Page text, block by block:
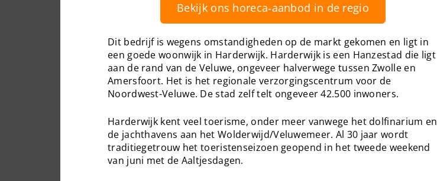
Bekijk ons horeca‑aanbod in de regio
Dit bedrijf is wegens omstandigheden op de markt gekomen en ligt in
een goede woonwijk in Harderwijk. Harderwijk is een Hanzestad die ligt
aan de rand van de Veluwe, ongeveer halverwege tussen Zwolle en
Amersfoort. Het is het regionale verzorgingscentrum voor de
Noordwest-Veluwe. De stad zelf telt ongeveer 42.500 inwoners.
Harderwijk kent veel toerisme, onder meer vanwege het dolfinarium en
de jachthavens aan het Wolderwijd/Veluwemeer. Al 30 jaar wordt
traditiegetrouw het toeristenseizoen geopend in het tweede weekend
van juni met de Aaltjesdagen.